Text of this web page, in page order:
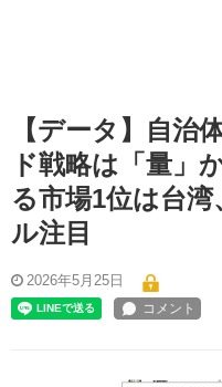
【データ】自治
ド戦略は「量
る市場1位は台
ル注目
2026年5月25日